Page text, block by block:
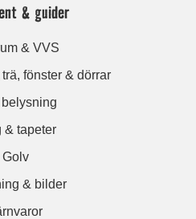
& guider
& VVS
fönster & dörrar
belysning
& tapeter
Golv
& bilder